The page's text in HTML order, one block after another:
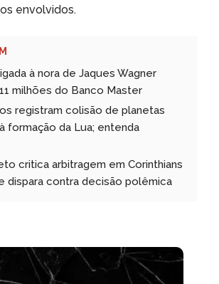
envolvidos.
à nora de Jaques Wagner
milhões do Banco Master
registram colisão de planetas
formação da Lua; entenda
critica arbitragem em Corinthians
dispara contra decisão polêmica